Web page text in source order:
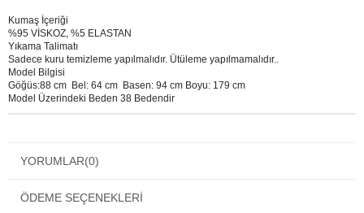
Kumaş İçeriği
%95 VİSKOZ, %5 ELASTAN
Yıkama Talimatı
Sadece kuru temizleme yapılmalıdır. Ütüleme yapılmamalıdır..
Model Bilgisi
Göğüs:88 cm Bel: 64 cm Basen: 94 cm Boyu: 179 cm
Model Üzerindeki Beden 38 Bedendir
YORUMLAR(0)
ÖDEME SEÇENEKLERI